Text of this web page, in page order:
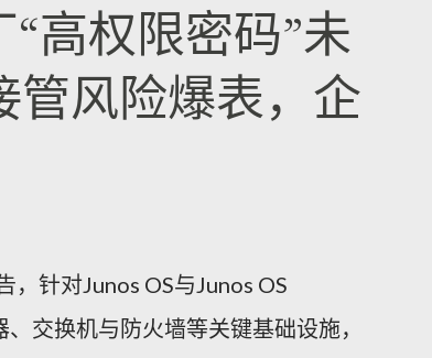
“高权限密码”未
管风险爆表，企
针对Junos OS与Junos OS
交换机与防火墙等关键基础设施，